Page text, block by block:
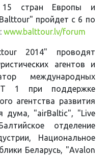
стран Европы и
пройдет с 6 по
www.balttour.lv/forum
2014" проводят
агентов и
международных
1 при поддержке
агентства развития
дума, "airBaltic", "Live
отделение
Национальное
Беларусь, "Avalon